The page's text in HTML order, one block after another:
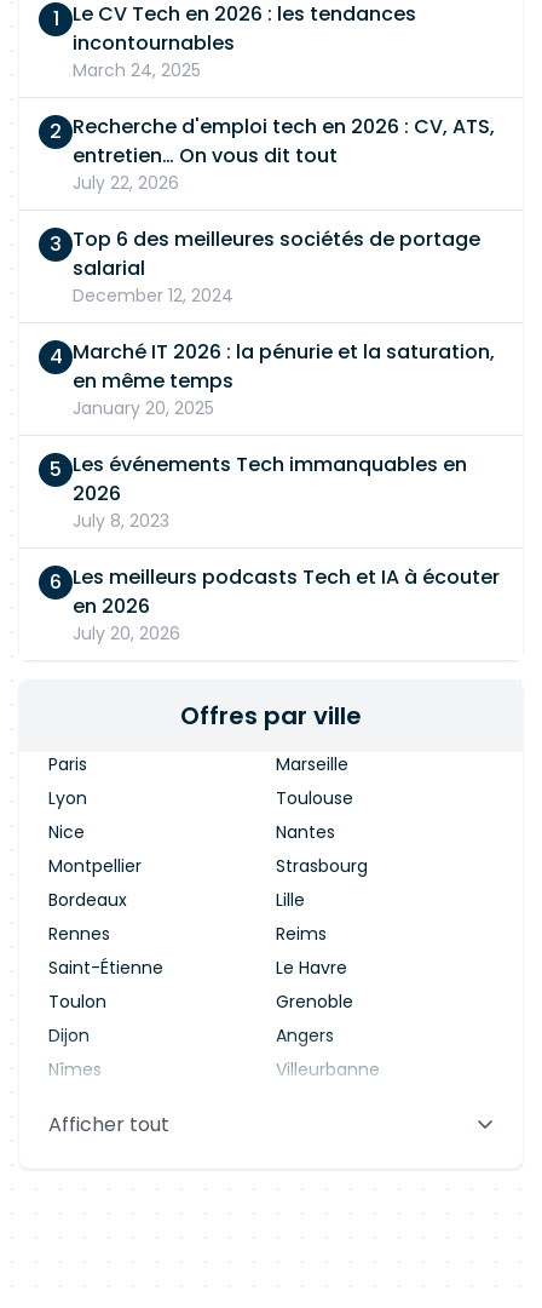
Le CV Tech en 2026 : les tendances
incontournables
March 24, 2025
Recherche d'emploi tech en 2026 : CV, ATS,
entretien… On vous dit tout
July 22, 2026
Top 6 des meilleures sociétés de portage
salarial
December 12, 2024
Marché IT 2026 : la pénurie et la saturation,
en même temps
January 20, 2025
Les événements Tech immanquables en
2026
July 8, 2023
Les meilleurs podcasts Tech et IA à écouter
en 2026
July 20, 2026
Offres par ville
Paris
Marseille
Lyon
Toulouse
Nice
Nantes
Montpellier
Strasbourg
Bordeaux
Lille
Rennes
Reims
Saint-Étienne
Le Havre
Toulon
Grenoble
Dijon
Angers
Nîmes
Villeurbanne
Aix-en-Provence
Afficher tout